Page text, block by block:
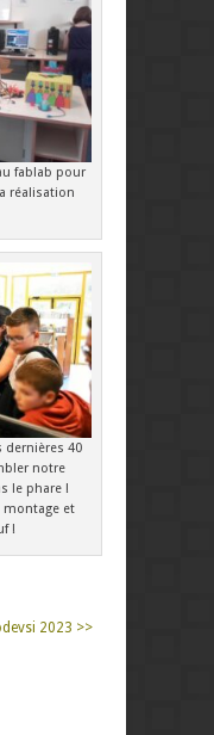
fablab pour
réalisation
dernières 40
notre
le phare !
montage et
!
2023 >>